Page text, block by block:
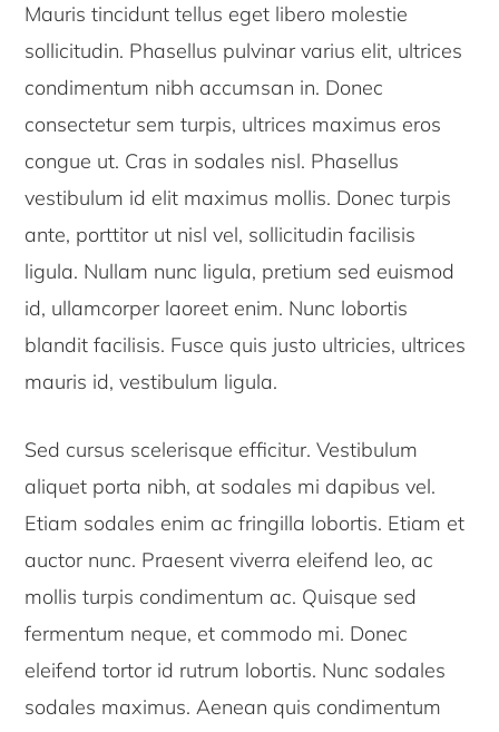
Mauris tincidunt tellus eget libero molestie
sollicitudin. Phasellus pulvinar varius elit, ultrices
condimentum nibh accumsan in. Donec
consectetur sem turpis, ultrices maximus eros
congue ut. Cras in sodales nisl. Phasellus
vestibulum id elit maximus mollis. Donec turpis
ante, porttitor ut nisl vel, sollicitudin facilisis
ligula. Nullam nunc ligula, pretium sed euismod
id, ullamcorper laoreet enim. Nunc lobortis
blandit facilisis. Fusce quis justo ultricies, ultrices
mauris id, vestibulum ligula.
Sed cursus scelerisque efficitur. Vestibulum
aliquet porta nibh, at sodales mi dapibus vel.
Etiam sodales enim ac fringilla lobortis. Etiam et
auctor nunc. Praesent viverra eleifend leo, ac
mollis turpis condimentum ac. Quisque sed
fermentum neque, et commodo mi. Donec
eleifend tortor id rutrum lobortis. Nunc sodales
sodales maximus. Aenean quis condimentum